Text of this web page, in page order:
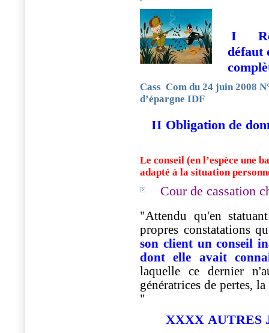
I
défaut
Cass Com du 24 juin 2008
d’épargne IDF
II Obligation de
Le conseil (en l’espèce une
adapté à la situation
Cour de cassation
"Attendu qu'en
propres constatations
son client un conseil
dont elle avait
laquelle ce dernier
génératrices de pertes,
"
XXXX AUTRES